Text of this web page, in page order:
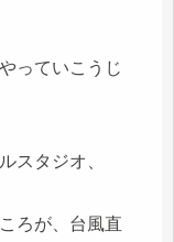
っていこうじ
スタジオ、
ろが、台風直